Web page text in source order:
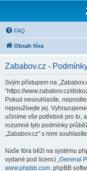
FAQ
Obsah fóra
Zababov.cz -
Svým přístupem na
“https://www.zababov.cz/
Pokud nesouhlasíte,
nepoužívejte jej.
učiníme vše potřebné pro to,
rozumné tyto podmínky
„Zababov.cz“ s nimi
Naše fóra běží na systému
vydané pod licencí „General
www.phpbb.com. phpBB